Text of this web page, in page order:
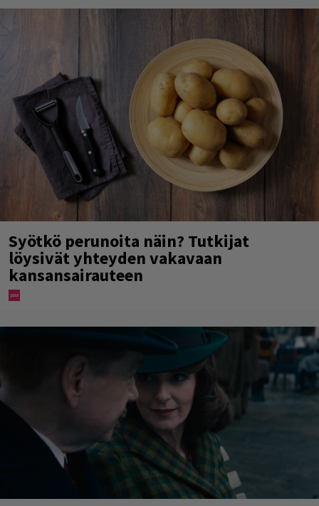
Syötkö perunoita näin? Tutkijat
löysivät yhteyden vakavaan
kansansairauteen